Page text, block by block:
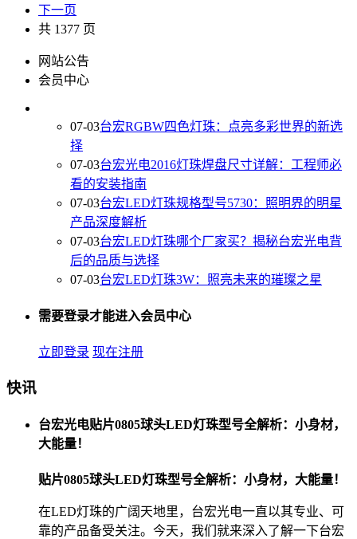
下一页
共 1377 页
网站公告
会员中心
07-03台宏RGBW四色灯珠：点亮多彩世界的新选
择
07-03台宏光电2016灯珠焊盘尺寸详解：工程师必
看的安装指南
07-03台宏LED灯珠规格型号5730：照明界的明星
产品深度解析
07-03台宏LED灯珠哪个厂家买？揭秘台宏光电背
后的品质与选择
07-03台宏LED灯珠3W：照亮未来的璀璨之星
需要登录才能进入会员中心
立即登录 现在注册
快讯
台宏光电贴片0805球头LED灯珠型号全解析：小身材，
大能量！
贴片0805球头LED灯珠型号全解析：小身材，大能量！
在LED灯珠的广阔天地里，台宏光电一直以其专业、可
靠的产品备受关注。今天，我们就来深入了解一下台宏